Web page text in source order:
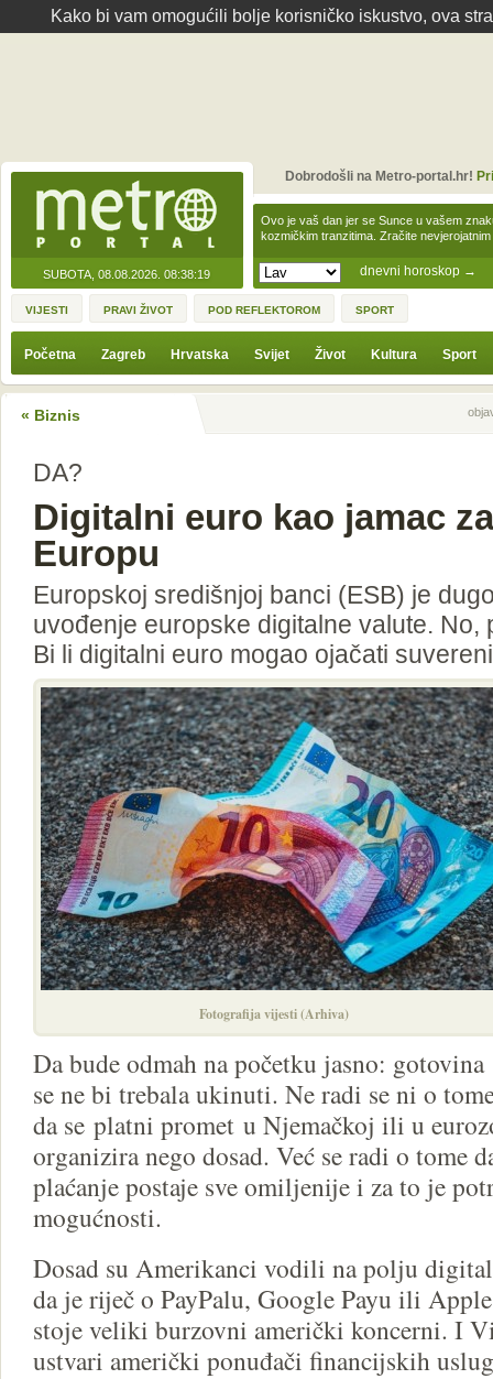
Kako bi vam omogućili bolje korisničko iskustvo, ova
SUBOTA, 08.08.2026. 08:38:19 dnevni horoskop →
Ovo je vaš dan jer se Sunce u vašem
kozmičkim tranzitima. Zračite
Dobrodošli na Metro-portal.hr!
VIJESTI PRAVI ŽIVOT POD REFLEKTOROM SPORT
Početna Zagreb Hrvatska Svijet Život Kultura Sport
« Biznis Prethodna
DA?
Digitalni euro kao jamac
Europu
Europskoj središnjoj banci (ESB) je
uvođenje europske digitalne valute. No,
Bi li digitalni euro mogao ojačati
Fotografija vijesti (Arhiva)
Da bude odmah na početku jasno: gotovina
se ne bi trebala ukinuti. Ne radi se ni o
da se platni promet u Njemačkoj ili u
organizira nego dosad. Već se radi o tome
plaćanje postaje sve omiljenije i za to je
mogućnosti.
Dosad su Amerikanci vodili na polju
da je riječ o PayPalu, Google Payu ili
stoje veliki burzovni američki koncerni. I
ustvari američki ponuđači financijskih